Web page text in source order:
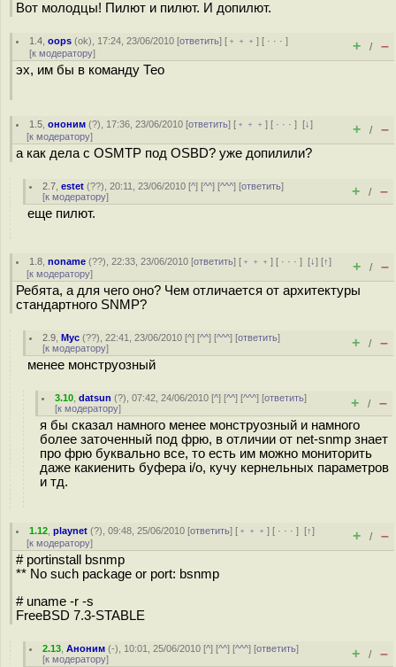
Вот молодцы! Пилют и пилют. И допилют.
1.4 ,oops (ok), 17:24, 23/06/2010 [ответить] [ ﹢﹢﹢] [ · · ·]
[к модератору] + / –
эх, им бы в команду Тео
1.5 ,ононим (?), 17:36, 23/06/2010 [ответить] [ ﹢﹢﹢] [ · · ·][↓]
[к модератору] + / –
а как дела с OSMTP под OSBD? уже допилили?
2.7 ,estet (??), 20:11, 23/06/2010 [^] [^^] [^^^] [ответить]
[к модератору] + / –
еще пилют.
1.8 ,noname (??), 22:33, 23/06/2010 [ответить] [ ﹢﹢﹢] [ · · ·][↓] [↑]
[к модератору] + / –
Ребята, а для чего оно? Чем отличается от архитектуры
стандартного SNMP?
2.9 ,Myc (??), 22:41, 23/06/2010 [^] [^^] [^^^] [ответить]
[к модератору] + / –
менее монструозный
3.10 ,datsun (?), 07:42, 24/06/2010 [^] [^^] [^^^] [ответить]
[к модератору] + / –
я бы сказал намного менее монструозный и намного
более заточенный под фрю, в отличии от net-snmp знает
про фрю буквально все, то есть им можно мониторить
даже какиенить буфера i/o, кучу кернельных параметров
и тд.
1.12 ,playnet (?), 09:48, 25/06/2010 [ответить] [ ﹢﹢﹢] [ · · ·][↑]
[к модератору] + / –
# portinstall bsnmp
** No such package or port: bsnmp
# uname -r -s
FreeBSD 7.3-STABLE
2.13 ,Аноним (-), 10:01, 25/06/2010 [^] [^^] [^^^] [ответить]
[к модератору] + / –